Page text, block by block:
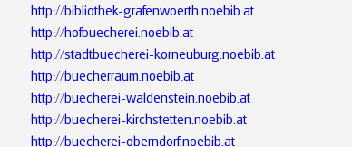
http://bibliothek-grafenwoerth.noebib.at
http://hofbuecherei.noebib.at
http://stadtbuecherei-korneuburg.noebib.at
http://buecherraum.noebib.at
http://buecherei-waldenstein.noebib.at
http://buecherei-kirchstetten.noebib.at
http://buecherei-oberndorf.noebib.at